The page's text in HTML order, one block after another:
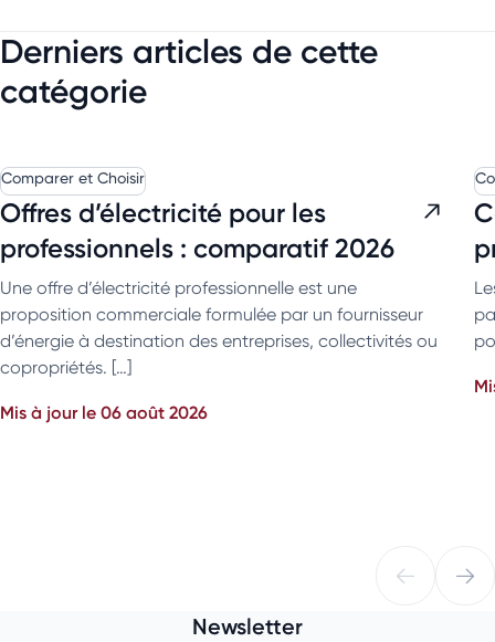
Derniers articles de cette
catégorie
Comparer et Choisir
Offres d’électricité pour les
professionnels : comparatif 2026
Une offre d’électricité professionnelle est une
proposition commerciale formulée par un fournisseur
d’énergie à destination des entreprises, collectivités ou
copropriétés. […]
Mis à jour le 06 août 2026
Newsletter